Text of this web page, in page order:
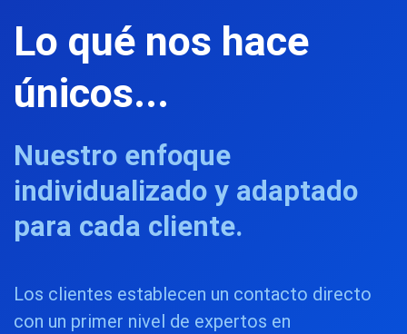
Lo qué nos hace
únicos...
Nuestro enfoque
individualizado y adaptado
para cada cliente.
Los clientes establecen un contacto directo
con un primer nivel de expertos en